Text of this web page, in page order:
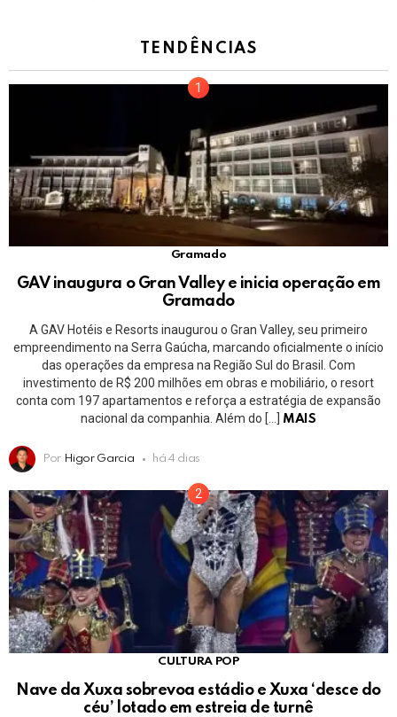
TENDÊNCIAS
Gramado
GAV inaugura o Gran Valley e inicia operação em
Gramado
A GAV Hotéis e Resorts inaugurou o Gran Valley, seu primeiro
empreendimento na Serra Gaúcha, marcando oficialmente o início
das operações da empresa na Região Sul do Brasil. Com
investimento de R$ 200 milhões em obras e mobiliário, o resort
conta com 197 apartamentos e reforça a estratégia de expansão
nacional da companhia. Além do […]
MAIS
Por Higor Garcia há 4 dias
CULTURA POP
Nave da Xuxa sobrevoa estádio e Xuxa ‘desce do
céu’ lotado em estreia de turnê